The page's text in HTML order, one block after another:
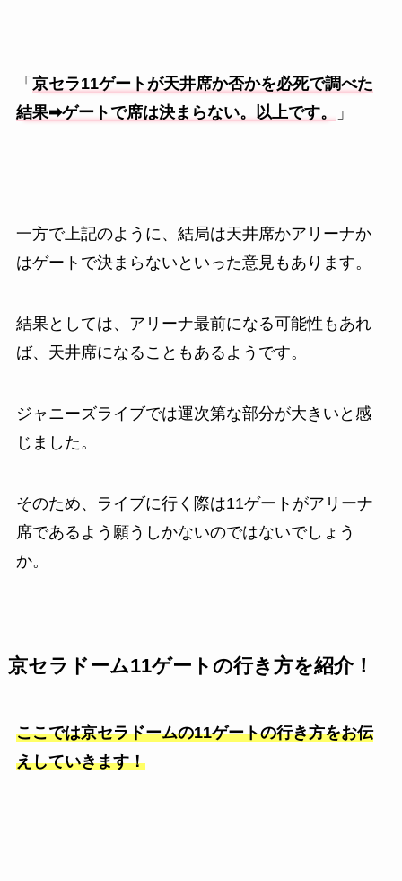
「 京セラ11ゲートが天井席か否かを必死で調べた
結果➡︎ゲートで席は決まらない。以上です。
」
一方で上記のように、結局は天井席かアリーナか
はゲートで決まらないといった意見もあります。
結果としては、アリーナ最前になる可能性もあれ
ば、天井席になることもあるようです。
ジャニーズライブでは運次第な部分が大きいと感
じました。
そのため、ライブに行く際は11ゲートがアリーナ
席であるよう願うしかないのではないでしょう
か。
京セラドーム11ゲートの行き方を紹介！
ここでは京セラドームの11ゲートの行き方をお伝
えしていきます！